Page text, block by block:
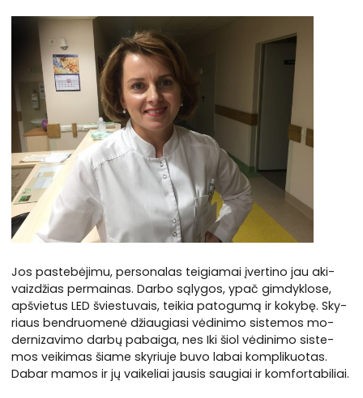
Jos pa­ste­bė­ji­mu, per­so­na­las tei­gia­mai įver­ti­no jau aki­
vaiz­džias per­mai­nas. Dar­bo są­ly­gos, ypač gim­dyk­lo­se,
ap­švie­tus LED švies­tu­vais, tei­kia pa­to­gu­mą ir ko­ky­bę. Sky­
riaus ben­druo­me­nė džiaugiasi vė­di­ni­mo sis­te­mos mo­
der­ni­za­vi­mo dar­bų pa­bai­ga, nes Iki šiol vė­di­ni­mo sis­te­
mos vei­ki­mas šia­me sky­riu­je bu­vo la­bai kom­pli­kuo­tas.
Dabar ma­mos ir jų vai­ke­liai jau­sis sau­giai ir kom­for­ta­bi­liai.